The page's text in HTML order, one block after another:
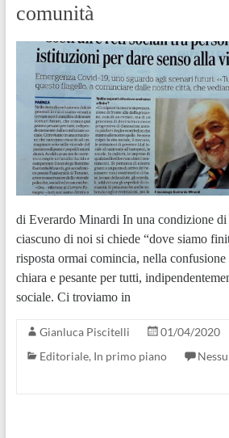
comunità
di Everardo Minardi In una condizione di
ciascuno di noi si chiede “dove siamo
risposta ormai comincia, nella confusione
chiara e pesante per tutti,
sociale. Ci troviamo in
Gianluca Piscitelli
01/04/2020
Editoriale, In primo piano